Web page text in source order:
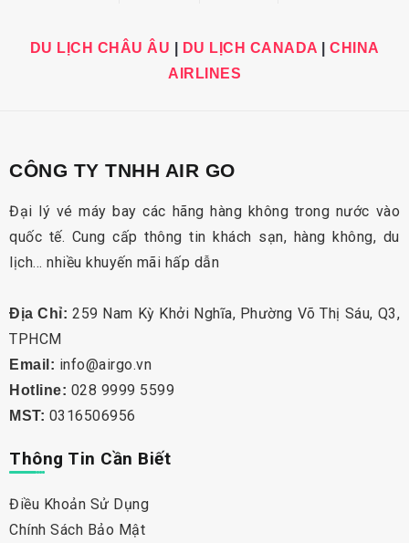
DU LỊCH CHÂU ÂU DU LỊCH CANADA
CHINA
AIRLINES
CÔNG TY TNHH AIR GO
Đại lý vé máy bay các hãng hàng không trong nước vào
quốc tế. Cung cấp thông tin khách sạn, hàng không, du
lịch… nhiều khuyến mãi hấp dẫn
Địa Chỉ: 259 Nam Kỳ Khởi Nghĩa, Phường Võ Thị Sáu, Q3,
TPHCM
Email: info@airgo.vn
Hotline: 028 9999 5599
MST: 0316506956
Thông Tin Cần Biết
Điều Khoản Sử Dụng
Chính Sách Bảo Mật